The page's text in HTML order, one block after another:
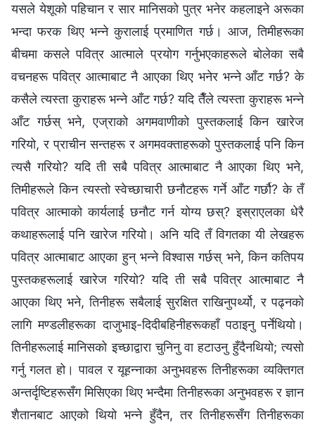
यसले येशूको पहिचान र सार मानिसको पुत्र भनेर कहलाइने अरूका
भन्दा फरक थिए भन्‍ने कुरालाई प्रमाणित गर्छ। आज, तिमीहरूका
बीचमा कसले पवित्र आत्माले प्रयोग गर्नुभएकाहरूले बोलेका सबै
वचनहरू पवित्र आत्माबाट नै आएका थिए भनेर भन्‍ने आँट गर्छ? के
कसैले त्यस्ता कुराहरू भन्‍ने आँट गर्छ? यदि तैँले त्यस्ता कुराहरू भन्‍ने
आँट गर्छस् भने, एज्राको अगमवाणीको पुस्तकलाई किन खारेज
गरियो, र प्राचीन सन्तहरू र अगमवक्ताहरूको पुस्तकलाई पनि किन
त्यसै गरियो? यदि ती सबै पवित्र आत्माबाट नै आएका थिए भने,
तिमीहरूले किन त्यस्तो स्वेच्‍छाचारी छनौटहरू गर्ने आँट गर्छौ? के तँ
पवित्र आत्‍माको कार्यलाई छनौट गर्न योग्य छस्? इस्राएलका धेरै
कथाहरूलाई पनि खारेज गरियो। अनि यदि तँ विगतका यी लेखहरू
पवित्र आत्‍माबाट आएका हुन् भन्‍ने विश्‍वास गर्छस् भने, किन कतिपय
पुस्तकहरूलाई खारेज गरियो? यदि ती सबै पवित्र आत्‍माबाट नै
आएका थिए भने, तिनीहरू सबैलाई सुरक्षित राखिनुपर्थ्यो, र पढ्नको
लागि मण्डलीहरूका दाजुभाइ-दिदीबहिनीहरूकहाँ पठाइनु पर्नेथियो।
तिनीहरूलाई मानिसको इच्छाद्वारा चुनिनु वा हटाउनु हुँदैनथियो; त्यसो
गर्नु गलत हो। पावल र यूहन्‍नाका अनुभवहरू तिनीहरूका व्यक्तिगत
अन्तर्दृष्टिहरूसँग मिसिएका थिए भन्दैमा तिनीहरूका अनुभवहरू र ज्ञान
शैतानबाट आएको थियो भन्‍ने हुँदैन, तर तिनीहरूसँग तिनीहरूका